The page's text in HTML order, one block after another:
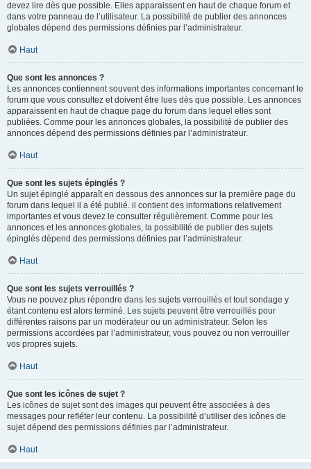
devez lire dès que possible. Elles apparaissent en haut de chaque forum et
dans votre panneau de l’utilisateur. La possibilité de publier des annonces
globales dépend des permissions définies par l’administrateur.
Haut
Que sont les annonces ?
Les annonces contiennent souvent des informations importantes concernant le
forum que vous consultez et doivent être lues dès que possible. Les annonces
apparaissent en haut de chaque page du forum dans lequel elles sont
publiées. Comme pour les annonces globales, la possibilité de publier des
annonces dépend des permissions définies par l’administrateur.
Haut
Que sont les sujets épinglés ?
Un sujet épinglé apparaît en dessous des annonces sur la première page du
forum dans lequel il a été publié. il contient des informations relativement
importantes et vous devez le consulter régulièrement. Comme pour les
annonces et les annonces globales, la possibilité de publier des sujets
épinglés dépend des permissions définies par l’administrateur.
Haut
Que sont les sujets verrouillés ?
Vous ne pouvez plus répondre dans les sujets verrouillés et tout sondage y
étant contenu est alors terminé. Les sujets peuvent être verrouillés pour
différentes raisons par un modérateur ou un administrateur. Selon les
permissions accordées par l’administrateur, vous pouvez ou non verrouiller
vos propres sujets.
Haut
Que sont les icônes de sujet ?
Les icônes de sujet sont des images qui peuvent être associées à des
messages pour refléter leur contenu. La possibilité d’utiliser des icônes de
sujet dépend des permissions définies par l’administrateur.
Haut